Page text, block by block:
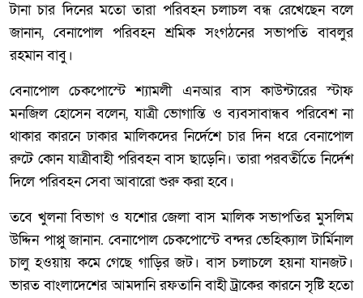
টানা চার দিনের মতো তারা পরিবহন চলাচল বন্ধ রেখেছেন বলে
জানান, বেনাপোল পরিবহন শ্রমিক সংগঠনের সভাপতি বাবলুর
রহমান বাবু।
বেনাপোল চেকপোস্টে শ্যামলী এনআর বাস কাউন্টারের স্টাফ
মনজিল হোসেন বলেন, যাত্রী ভোগান্তি ও ব্যবসাবান্ধব পরিবেশ না
থাকার কারনে ঢাকার মালিকদের নির্দেশে চার দিন ধরে বেনাপোল
রুটে কোন যাত্রীবাহী পরিবহন বাস ছাড়েনি। তারা পরবর্তীতে নির্দেশ
দিলে পরিবহন সেবা আবারো শুরু করা হবে।
তবে খুলনা বিভাগ ও যশোর জেলা বাস মালিক সভাপতির মুসলিম
উদ্দিন পাপ্পু জানান. বেনাপোল চেকপোস্টে বন্দর ভেহিক্যাল টার্মিনাল
চালু হওয়ায় কমে গেছে গাড়ির জট। বাস চলাচলে হয়না যানজট।
ভারত বাংলাদেশের আমদানি রফতানি বাহী ট্রাকের কারনে সৃষ্টি হতো